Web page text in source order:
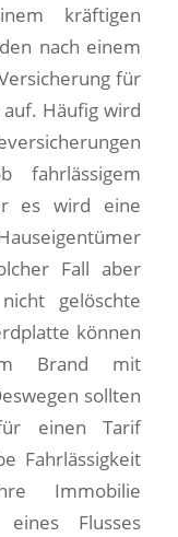
kräftigen
nach einem
für
Häufig wird
fahrlässigem
es wird eine
Fall aber
gelöschte
können
Brand mit
sollten
einen Tarif
Fahrlässigkeit
Immobilie
Flusses